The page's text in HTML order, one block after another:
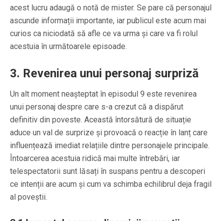
acest lucru adaugă o notă de mister. Se pare că personajul
ascunde informații importante, iar publicul este acum mai
curios ca niciodată să afle ce va urma și care va fi rolul
acestuia în următoarele episoade.
3. Revenirea unui personaj surpriză
Un alt moment neașteptat în episodul 9 este revenirea
unui personaj despre care s-a crezut că a dispărut
definitiv din poveste. Această întorsătură de situație
aduce un val de surprize și provoacă o reacție în lanț care
influențează imediat relațiile dintre personajele principale.
Întoarcerea acestuia ridică mai multe întrebări, iar
telespectatorii sunt lăsați în suspans pentru a descoperi
ce intenții are acum și cum va schimba echilibrul deja fragil
al poveștii.